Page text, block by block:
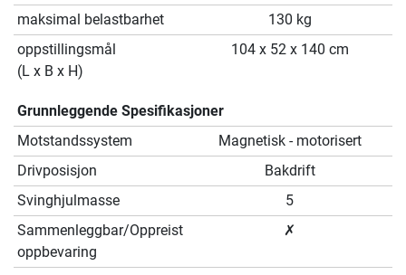
maksimal belastbarhet
130 kg
oppstillingsmål
(L x B x H)
104 x 52 x 140 cm
Grunnleggende Spesifikasjoner
Motstandssystem
Magnetisk - motorisert
Drivposisjon
Bakdrift
Svinghjulmasse
5
Sammenleggbar/Oppreist
oppbevaring
✗